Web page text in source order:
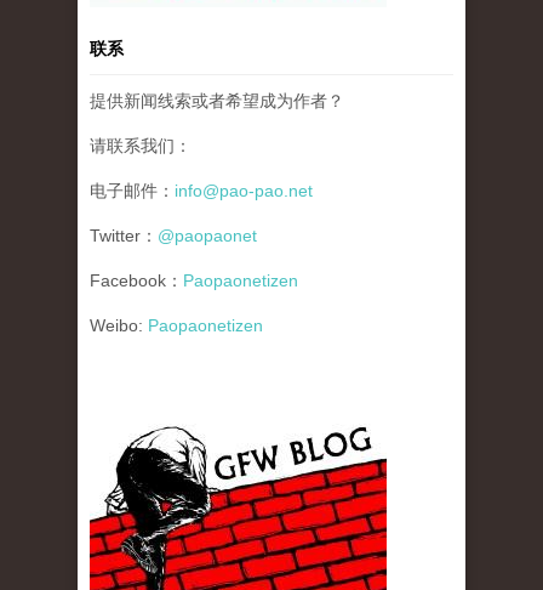
联系
提供新闻线索或者希望成为作者？
请联系我们：
电子邮件： info@pao-pao.net
Twitter： @paopaonet
Facebook： Paopaonetizen
Weibo: Paopaonetizen
gfw_blog_small.jpg